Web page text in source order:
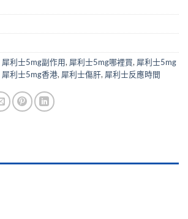
犀利士5mg副作用, 犀利士5mg哪裡買, 犀利士5mg
犀利士5mg香港, 犀利士傷肝, 犀利士反應時間